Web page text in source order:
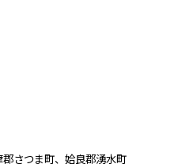
さつま町、姶良郡湧水町